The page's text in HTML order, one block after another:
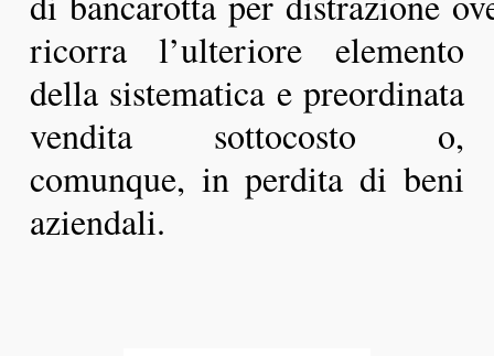
ricorra l’ulteriore elemento
della sistematica e preordinata
vendita sottocosto o,
comunque, in perdita di beni
aziendali.